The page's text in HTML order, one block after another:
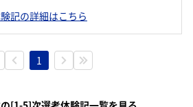
記の詳細はこちら
1